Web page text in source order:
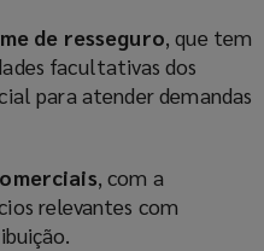
de resseguro, que tem
facultativas dos
para atender demandas
, com a
relevantes com